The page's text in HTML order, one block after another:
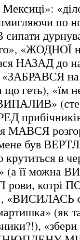
«ЖОДНОЇ
НАЗАД до
на
що геть), «їм
ВИПАЛИВ»
я МАВСЯ
мене був
в
її можна
рови, котрі
«ВИСИЛАСЬ
(як